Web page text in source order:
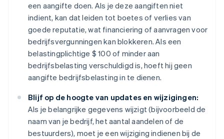
een aangifte doen. Als je deze aangiften niet
indient, kan dat leiden tot boetes of verlies van
goede reputatie, wat financiering of aanvragen voor
bedrijfsvergunningen kan blokkeren. Als een
belastingplichtige $ 100 of minder aan
bedrijfsbelasting verschuldigd is, hoeft hij geen
aangifte bedrijfsbelasting in te dienen.
Blijf op de hoogte van updates en wijzigingen:
Als je belangrijke gegevens wijzigt (bijvoorbeeld de
naam van je bedrijf, het aantal aandelen of de
bestuurders), moet je een wijziging indienen bij de